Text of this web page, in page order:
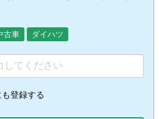
古車 ダイハツ
登録する